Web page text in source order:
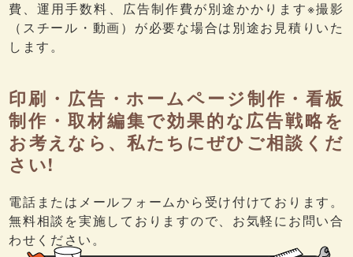
費、運用手数料、広告制作費が別途かかります※撮影
（スチール・動画）が必要な場合は別途お見積りいた
します。
印刷・広告・ホームページ制作・看板
制作・取材編集で効果的な広告戦略を
お考えなら、私たちにぜひご相談くだ
さい!
電話またはメールフォームから受け付けております。
無料相談を実施しておりますので、お気軽にお問い合
わせください。